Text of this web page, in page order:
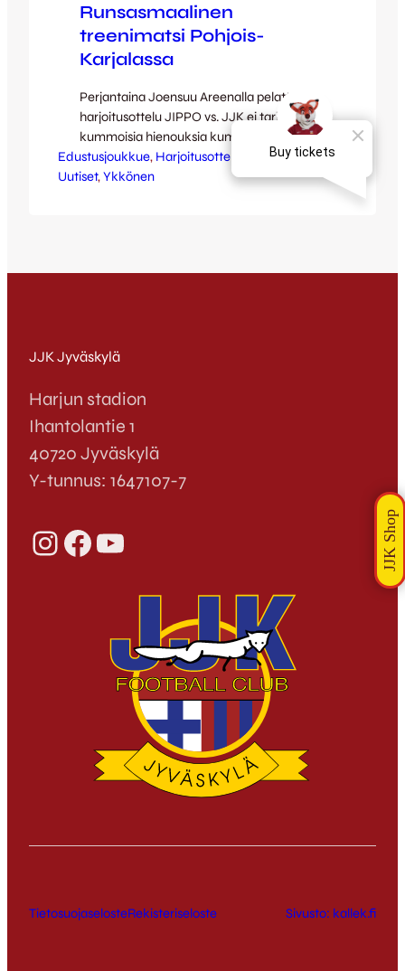
Runsasmaalinen
treenimatsi Pohjois-
Karjalassa
Perjantaina Joensuu Areenalla pelattu
harjoitusottelu JIPPO vs. JJK ei tarjonnut
kummoisia hienouksia kummankaan
joukkueen osalta mutta sitäkin enemmän
maaleja. Pienellä kentällä pelattu ottelu
Abahassine. Päävalmentaja Juha Pasoja
Edustusjoukkue, Harjoitusottelut Otteluraportti ,
Uutiset, Ykkönen
JJK Jyväskylä
Harjun stadion
Ihantolantie 1
40720 Jyväskylä
Y-tunnus: 1647107-7
InstagramFacebook YouTube
TietosuojaselosteRekisteriseloste Sivusto: kallek.fi